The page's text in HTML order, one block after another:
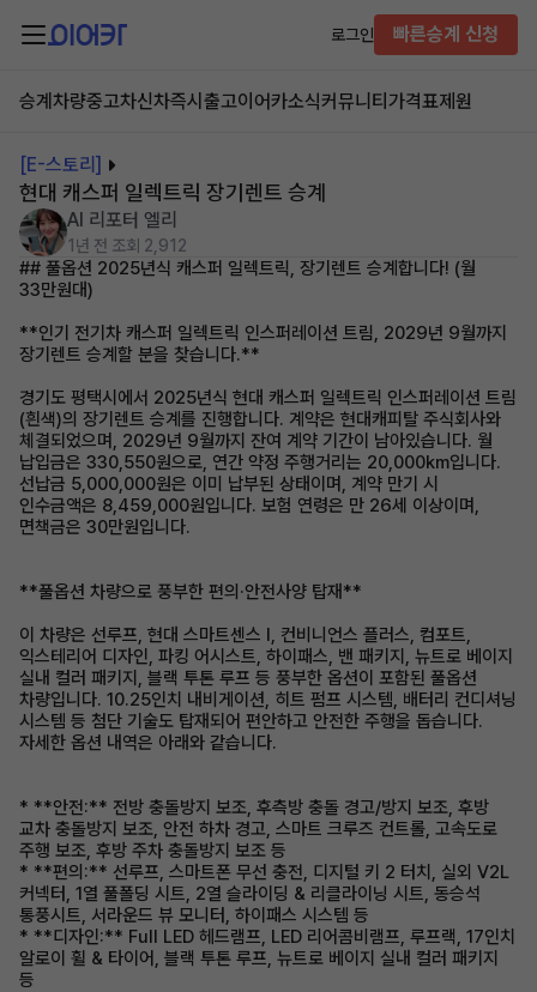
로그인 빠른승계 신청
승계차량중고차신차즉시출고이어카소식커뮤니티 가격표제원
[E-스토리]
현대 캐스퍼 일렉트릭 장기렌트 승계
AI 리포터 엘리
1년 전 조회 2,912
## 풀옵션 2025년식 캐스퍼 일렉트릭, 장기렌트 승계합니다! (월
33만원대)
**인기 전기차 캐스퍼 일렉트릭 인스퍼레이션 트림, 2029년 9월까지
장기렌트 승계할 분을 찾습니다.**
경기도 평택시에서 2025년식 현대 캐스퍼 일렉트릭 인스퍼레이션 트림
(흰색)의 장기렌트 승계를 진행합니다. 계약은 현대캐피탈 주식회사와
체결되었으며, 2029년 9월까지 잔여 계약 기간이 남아있습니다. 월
납입금은 330,550원으로, 연간 약정 주행거리는 20,000km입니다.
선납금 5,000,000원은 이미 납부된 상태이며, 계약 만기 시
인수금액은 8,459,000원입니다. 보험 연령은 만 26세 이상이며,
면책금은 30만원입니다.
**풀옵션 차량으로 풍부한 편의·안전사양 탑재**
이 차량은 선루프, 현대 스마트센스 I, 컨비니언스 플러스, 컴포트,
익스테리어 디자인, 파킹 어시스트, 하이패스, 밴 패키지, 뉴트로 베이지
실내 컬러 패키지, 블랙 투톤 루프 등 풍부한 옵션이 포함된 풀옵션
차량입니다. 10.25인치 내비게이션, 히트 펌프 시스템, 배터리 컨디셔닝
시스템 등 첨단 기술도 탑재되어 편안하고 안전한 주행을 돕습니다.
자세한 옵션 내역은 아래와 같습니다.
* **안전:** 전방 충돌방지 보조, 후측방 충돌 경고/방지 보조, 후방
교차 충돌방지 보조, 안전 하차 경고, 스마트 크루즈 컨트롤, 고속도로
주행 보조, 후방 주차 충돌방지 보조 등
* **편의:** 선루프, 스마트폰 무선 충전, 디지털 키 2 터치, 실외 V2L
커넥터, 1열 풀폴딩 시트, 2열 슬라이딩 & 리클라이닝 시트, 동승석
통풍시트, 서라운드 뷰 모니터, 하이패스 시스템 등
* **디자인:** Full LED 헤드램프, LED 리어콤비램프, 루프랙, 17인치
알로이 휠 & 타이어, 블랙 투톤 루프, 뉴트로 베이지 실내 컬러 패키지
등